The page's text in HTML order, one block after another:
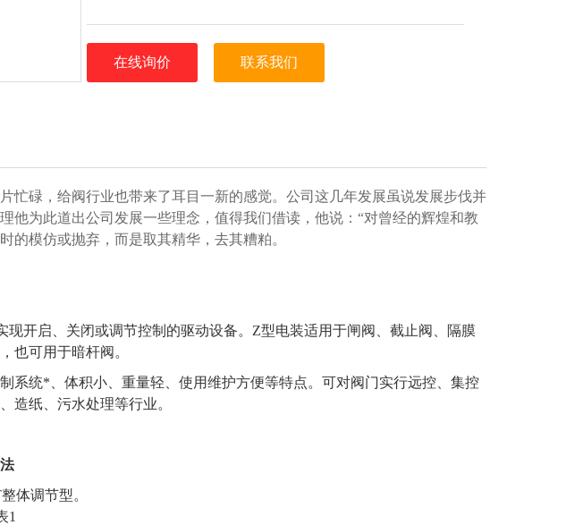
在线询价 联系我们
忙碌，给阀行业也带来了耳目一新的感觉。公司这几年发展虽说发展步伐并
他为此道出公司发展一些理念，值得我们借读，他说：“对曾经的辉煌和教
的模仿或抛弃，而是取其精华，去其糟粕。
现开启、关闭或调节控制的驱动设备。Z型电装适用于闸阀、截止阀、隔膜
也可用于暗杆阀。
系统*、体积小、重量轻、使用维护方便等特点。可对阀门实行远控、集控
造纸、污水处理等行业。
体调节型。
1